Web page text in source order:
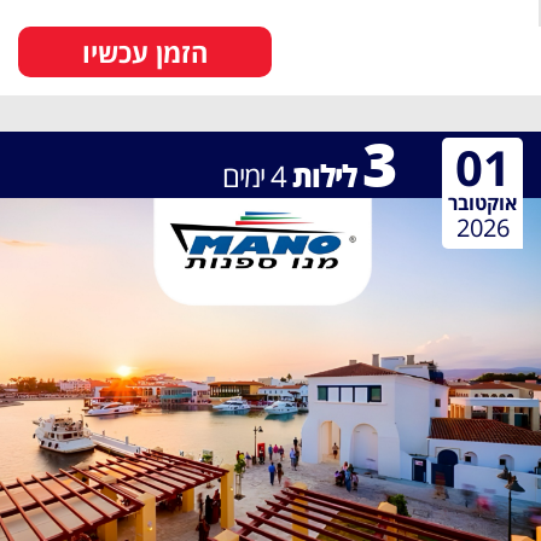
הזמן עכשיו
3לילות4ימים 01
אוקטובר
2026